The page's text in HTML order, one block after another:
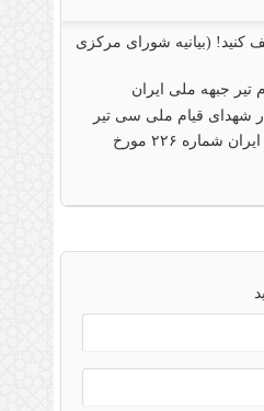
کنید! (بیانیه شورای مرکزی
جبهه ملی ایران
شهدای قیام ملی سی تیر
نشریه پیام جبهه ملی ایران شماره ۲۲۶ مورخ